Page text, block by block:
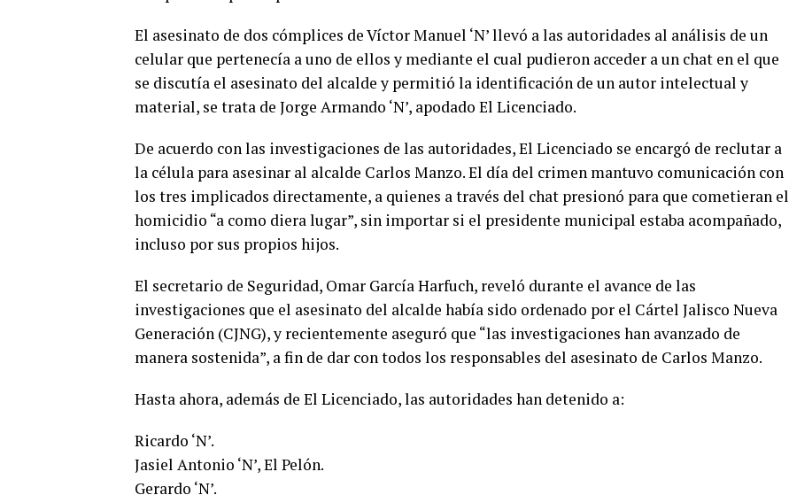
El asesinato de dos cómplices de Víctor Manuel ‘N’ llevó a las autoridades al análisis de un
celular que pertenecía a uno de ellos y mediante el cual pudieron acceder a un chat en el que
se discutía el asesinato del alcalde y permitió la identificación de un autor intelectual y
material, se trata de Jorge Armando ‘N’, apodado El Licenciado.
De acuerdo con las investigaciones de las autoridades, El Licenciado se encargó de reclutar a
la célula para asesinar al alcalde Carlos Manzo. El día del crimen mantuvo comunicación con
los tres implicados directamente, a quienes a través del chat presionó para que cometieran el
homicidio “a como diera lugar”, sin importar si el presidente municipal estaba acompañado,
incluso por sus propios hijos.
El secretario de Seguridad, Omar García Harfuch, reveló durante el avance de las
investigaciones que el asesinato del alcalde había sido ordenado por el Cártel Jalisco Nueva
Generación (CJNG), y recientemente aseguró que “las investigaciones han avanzado de
manera sostenida”, a fin de dar con todos los responsables del asesinato de Carlos Manzo.
Hasta ahora, además de El Licenciado, las autoridades han detenido a:
Ricardo ‘N’.
Jasiel Antonio ‘N’, El Pelón.
Gerardo ‘N’.